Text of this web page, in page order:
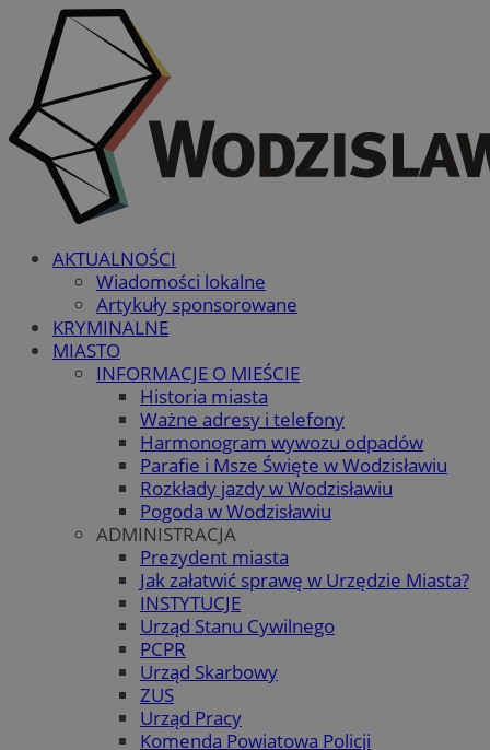
AKTUALNOŚCI
Wiadomości lokalne
Artykuły sponsorowane
KRYMINALNE
MIASTO
INFORMACJE O MIEŚCIE
Historia miasta
Ważne adresy i telefony
Harmonogram wywozu odpadów
Parafie i Msze Święte w Wodzisławiu
Rozkłady jazdy w Wodzisławiu
Pogoda w Wodzisławiu
ADMINISTRACJA
Prezydent miasta
Jak załatwić sprawę w Urzędzie Miasta?
INSTYTUCJE
Urząd Stanu Cywilnego
PCPR
Urząd Skarbowy
ZUS
Urząd Pracy
Komenda Powiatowa Policji